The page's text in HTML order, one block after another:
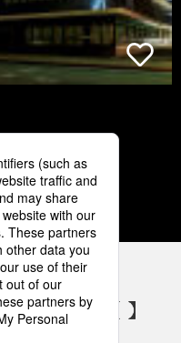
5
アカウント